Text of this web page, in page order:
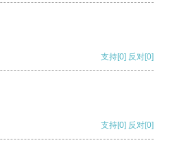
支持[0] 反对[0]
支持[0] 反对[0]